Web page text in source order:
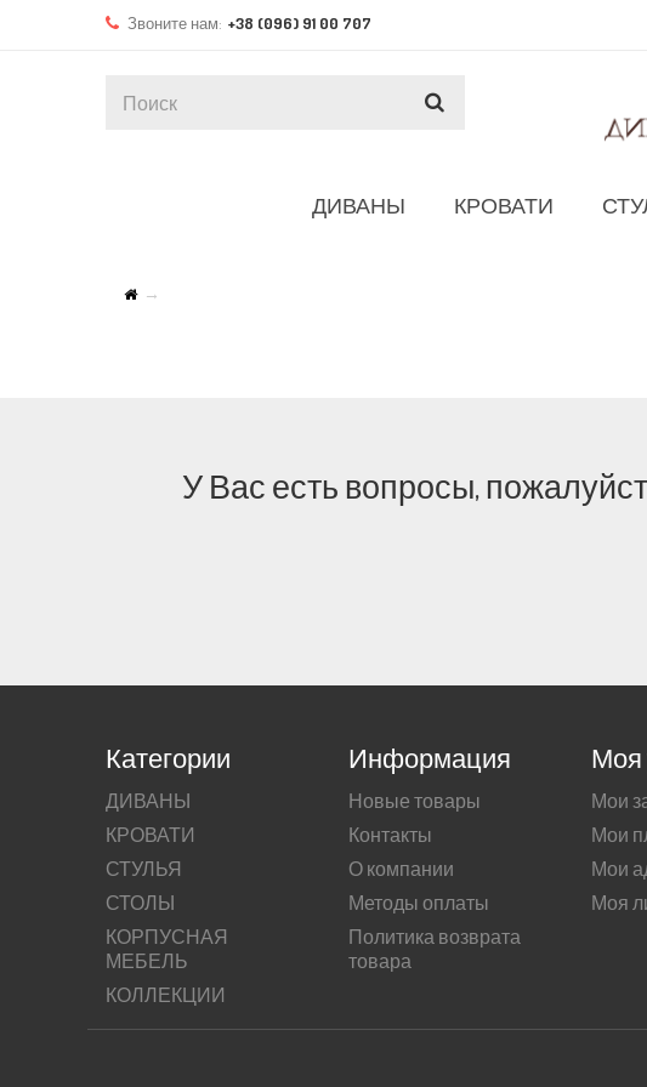
Звоните нам: +38 (096) 91 00 707
ДИВАНЫ КРОВАТИ
У Вас есть вопросы,
Категории
ДИВАНЫ
КРОВАТИ
СТУЛЬЯ
СТОЛЫ
КОРПУСНАЯ
МЕБЕЛЬ
КОЛЛЕКЦИИ
Информация
Новые товары
Контакты
О компании
Методы оплаты
Политика возврата
товара
Моя
Мои
Мои
Мои
Моя